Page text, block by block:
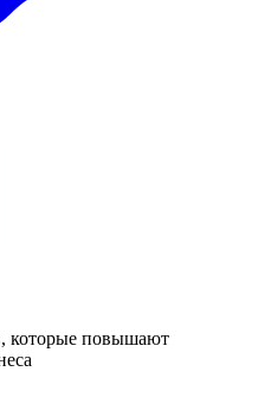
которые повышают